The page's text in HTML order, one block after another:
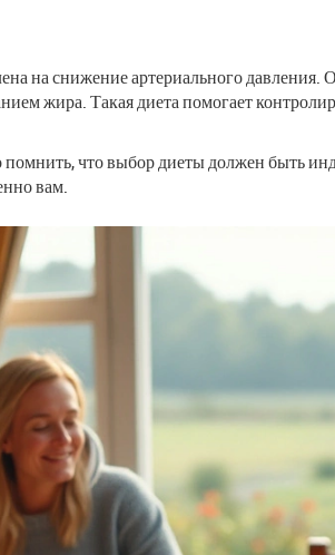
на снижение артериального
жира. Такая диета помогает
что выбор диеты должен быть
вам.